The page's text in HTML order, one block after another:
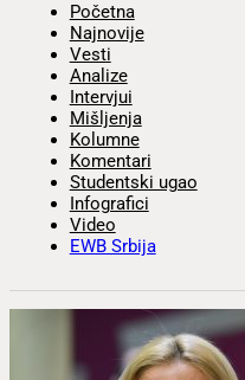
Početna
Najnovije
Vesti
Analize
Intervjui
Mišljenja
Kolumne
Komentari
Studentski ugao
Infografici
Video
EWB Srbija